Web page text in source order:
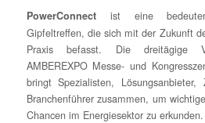
PowerConnectist eine
Gipfeltreffen, die sich mit der Zukunft
Praxis befasst. Die dreitägige
AMBEREXPO Messe- und
bringt Spezialisten,
Branchenführer zusammen, um
Chancen im Energiesektor zu erkunden.